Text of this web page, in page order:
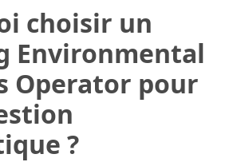
choisir un
Environmental
Operator pour
?